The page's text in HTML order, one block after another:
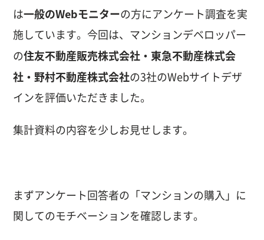
は一般のWebモニターの方にアンケート調査を実
施しています。今回は、マンションデベロッパー
の住友不動産販売株式会社・東急不動産株式会
社・野村不動産株式会社の3社のWebサイトデザ
インを評価いただきました。
集計資料の内容を少しお見せします。
まずアンケート回答者の「マンションの購入」に
関してのモチベーションを確認します。